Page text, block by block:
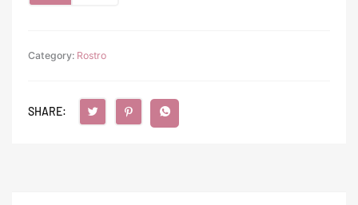
Smitten)
Category: Rostro
SHARE: